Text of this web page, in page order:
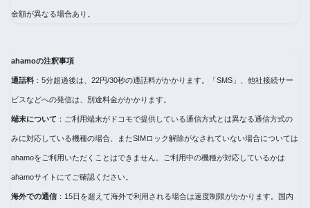
金額が異なる場合あり。
ahamoの注釈事項
通話料 ：5分超過後は、22円/30秒の通話料がかかります。「SMS」、他社接続サー
ビスなどへの発信は、別途料金がかかります。
端末について ：ご利用端末がドコモで提供している通信方式とは異なる通信方式の
みに対応している機種の場合、またSIMロック解除がなされていない場合については
ahamoをご利用いただくことはできません。ご利用中の機種が対応しているかは
ahamoサイトにてご確認ください。
海外での通信 ：15日を超えて海外で利用される場合は速度制限がかかります。国内